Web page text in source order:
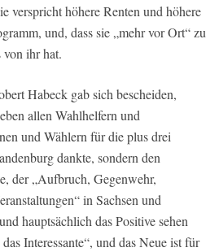
verspricht höhere Renten und höhere
und, dass sie „mehr vor Ort“ zu
von ihr hat.
Habeck gab sich bescheiden,
allen Wahlhelfern und
und Wählern für die plus drei
dankte, sondern den
der „Aufbruch, Gegenwehr,
in Sachsen und
hauptsächlich das Positive sehen
Interessante“, und das Neue ist für